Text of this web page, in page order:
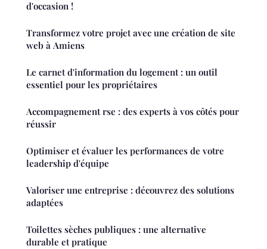
d'occasion !
Transformez votre projet avec une création de site
web à Amiens
Le carnet d'information du logement : un outil
essentiel pour les propriétaires
Accompagnement rse : des experts à vos côtés pour
réussir
Optimiser et évaluer les performances de votre
leadership d'équipe
Valoriser une entreprise : découvrez des solutions
adaptées
Toilettes sèches publiques : une alternative
durable et pratique